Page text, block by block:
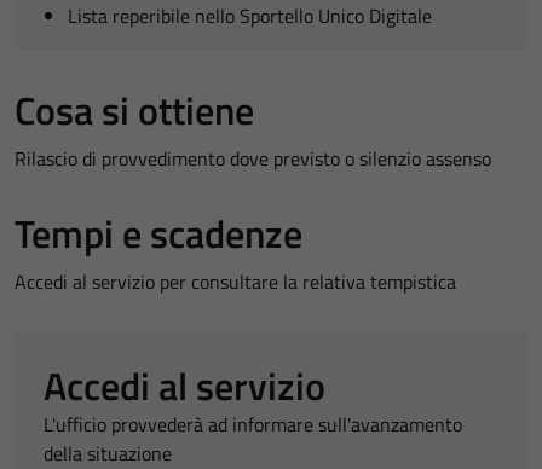
Lista reperibile nello Sportello Unico Digitale
Cosa si ottiene
Rilascio di provvedimento dove previsto o silenzio assenso
Tempi e scadenze
Accedi al servizio per consultare la relativa tempistica
Accedi al servizio
L'ufficio provvederà ad informare sull'avanzamento
della situazione